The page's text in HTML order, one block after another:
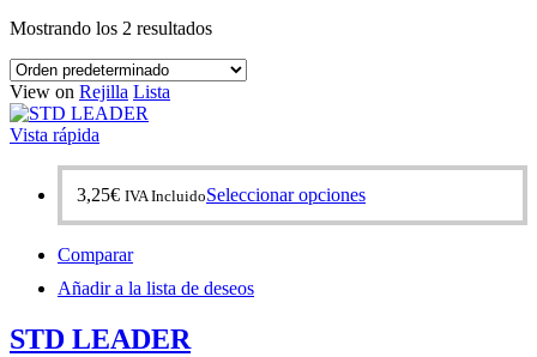
Mostrando los 2 resultados
View on Rejilla Lista
Vista rápida
3,25€ IVA IncluidoSeleccionar opcionesEste
producto
Comparar
Añadir a la lista de deseos
STD LEADER